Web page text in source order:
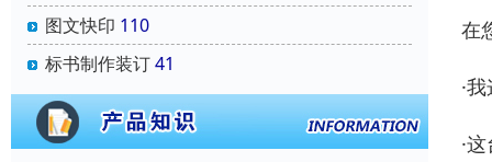
图文快印 110
标书制作装订41
在
·
·